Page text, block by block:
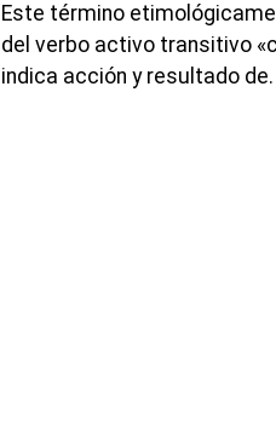
Este término
del verbo activo transitivo
indica acción y resultado de.